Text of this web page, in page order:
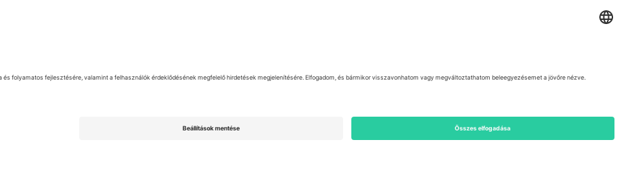
United Kingdom